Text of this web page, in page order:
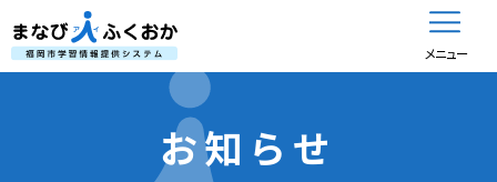
メニュー
お知らせ